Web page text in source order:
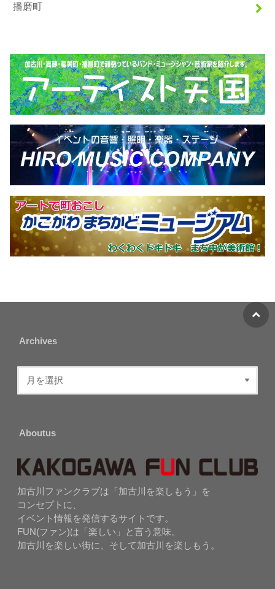
播磨町
Archives
Aboutus
加古川ファンクラブは「加古川を楽しもう」を
コンセプトに、
イベント情報を発信するサイトです。
FUN(ファン)は「楽しい」と言う意味。
加古川を楽しい街に、そして加古川を楽しもう。